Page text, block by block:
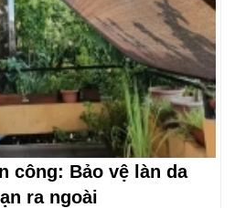
công: Bảo vệ làn da
ra ngoài